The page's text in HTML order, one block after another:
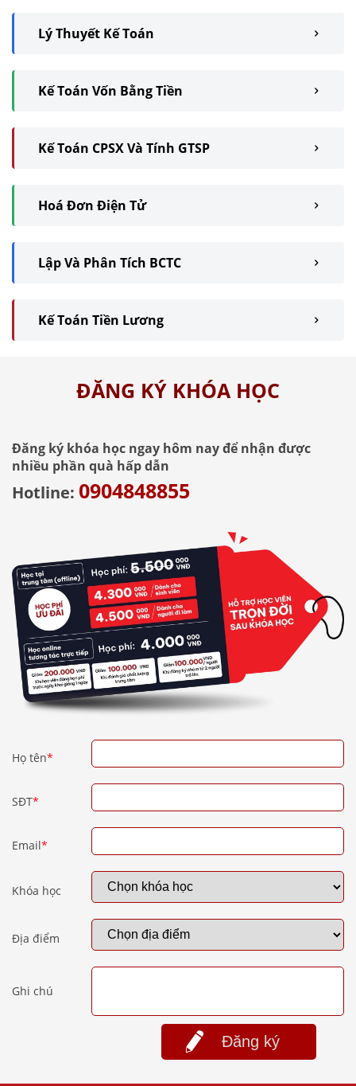
Lý Thuyết Kế Toán
Kế Toán Vốn Bằng Tiền
Kế Toán CPSX Và Tính GTSP
Hoá Đơn Điện Tử
Lập Và Phân Tích BCTC
Kế Toán Tiền Lương
ĐĂNG KÝ KHÓA HỌC
Đăng ký khóa học ngay hôm nay để nhận được
nhiều phần quà hấp dẫn
Hotline: 0904848855
Họ tên*
SĐT*
Email*
Khóa học
Địa điểm
Ghi chú
Đăng ký